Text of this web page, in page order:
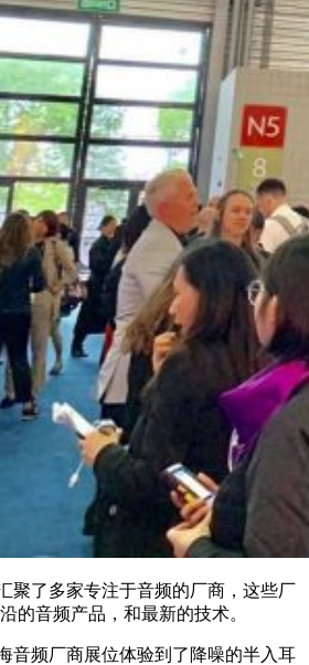
聚了多家专注于音频的厂商，这些厂
的音频产品，和最新的技术。
音频厂商展位体验到了降噪的半入耳